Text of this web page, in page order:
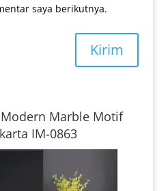
saya berikutnya.
Kirim
Marble Motif
IM-0863